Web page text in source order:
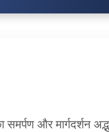
की बात रही। यहाँ के